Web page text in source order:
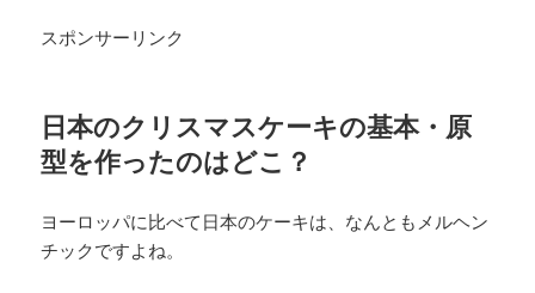
スポンサーリンク
日本のクリスマスケーキの基本・原
型を作ったのはどこ？
ヨーロッパに比べて日本のケーキは、なんともメルヘン
チックですよね。